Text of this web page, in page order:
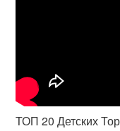
ТОП 20 Детских